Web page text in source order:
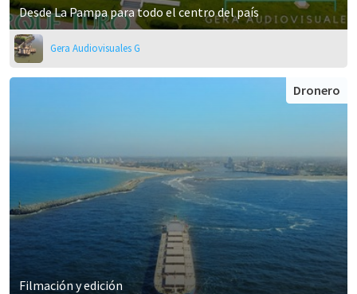
Desde La Pampa para todo el centro del país
Gera Audiovisuales G
Filmación y edición
Dronero